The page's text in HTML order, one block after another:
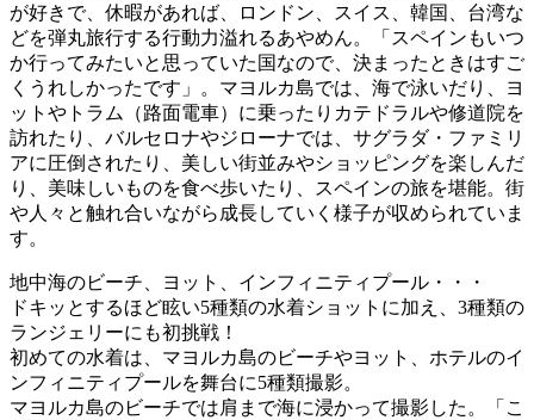
が好きで、休暇があれば、ロンドン、スイス、韓国、台湾な
どを弾丸旅行する行動力溢れるあやめん。「スペインもいつ
か行ってみたいと思っていた国なので、決まったときはすご
くうれしかったです」。マヨルカ島では、海で泳いだり、ヨ
ットやトラム（路面電車）に乗ったりカテドラルや修道院を
訪れたり、バルセロナやジローナでは、サグラダ・ファミリ
アに圧倒されたり、美しい街並みやショッピングを楽しんだ
り、美味しいものを食べ歩いたり、スペインの旅を堪能。街
や人々と触れ合いながら成長していく様子が収められていま
す。
地中海のビーチ、ヨット、インフィニティプール・・・
ドキッとするほど眩い5種類の水着ショットに加え、3種類の
ランジェリーにも初挑戦！
初めての水着は、マヨルカ島のビーチやヨット、ホテルのイ
ンフィニティプールを舞台に5種類撮影。
マヨルカ島のビーチでは肩まで海に浸かって撮影した。「こ